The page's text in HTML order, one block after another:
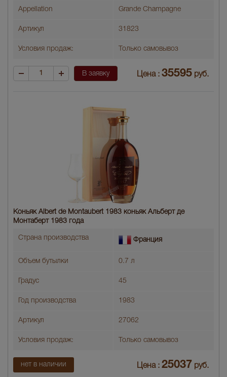
Appellation Grande Champagne
Артикул 31823
Условия продаж: Только самовывоз
В заявку Цена : 35595 руб.
Коньяк Albert de Montaubert 1983 коньяк Альберт де
Монтаберт 1983 года
Страна производства Франция
Объем бутылки 0.7 л
Градус 45
Год производства 1983
Артикул 27062
Условия продаж: Только самовывоз
нет в наличии Цена : 25037 руб.